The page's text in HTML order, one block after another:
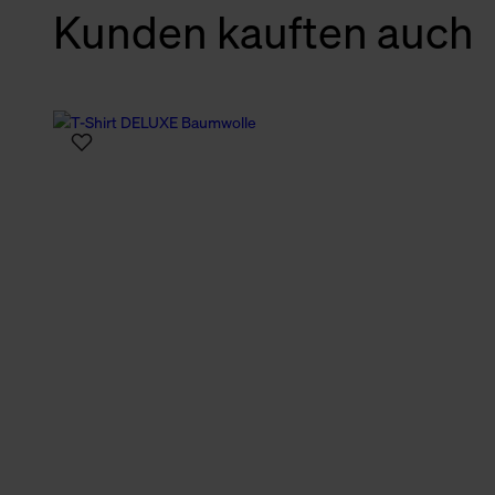
verbundene Verwendung
Kunden kauften auch